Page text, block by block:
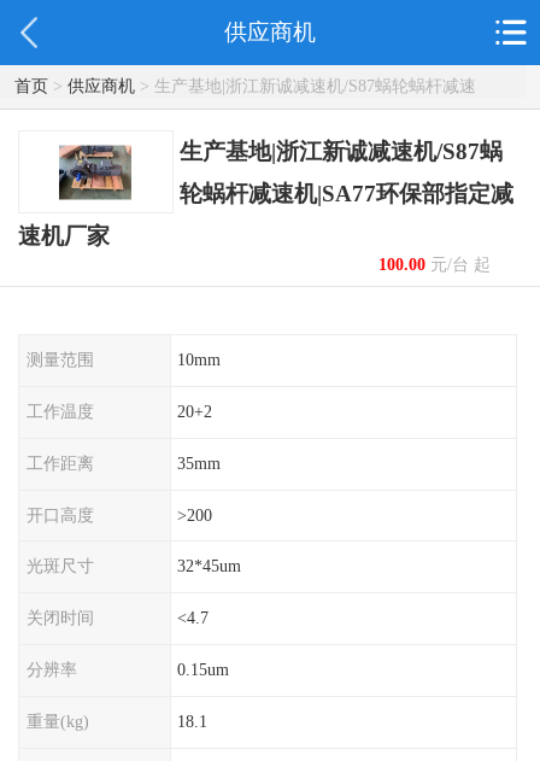
供应商机
首页> 供应商机> 生产基地|浙江新诚减速机/S87蜗轮蜗杆减速
机|SA77环保部指定减速机厂家
生产基地|浙江新诚减速机/S87蜗
轮蜗杆减速机|SA77环保部指定减
速机厂家
100.00元/台 起
测量范围 10mm
工作温度 20+2
工作距离 35mm
开口高度 >200
光斑尺寸 32*45um
关闭时间 <4.7
分辨率 0.15um
重量(kg) 18.1